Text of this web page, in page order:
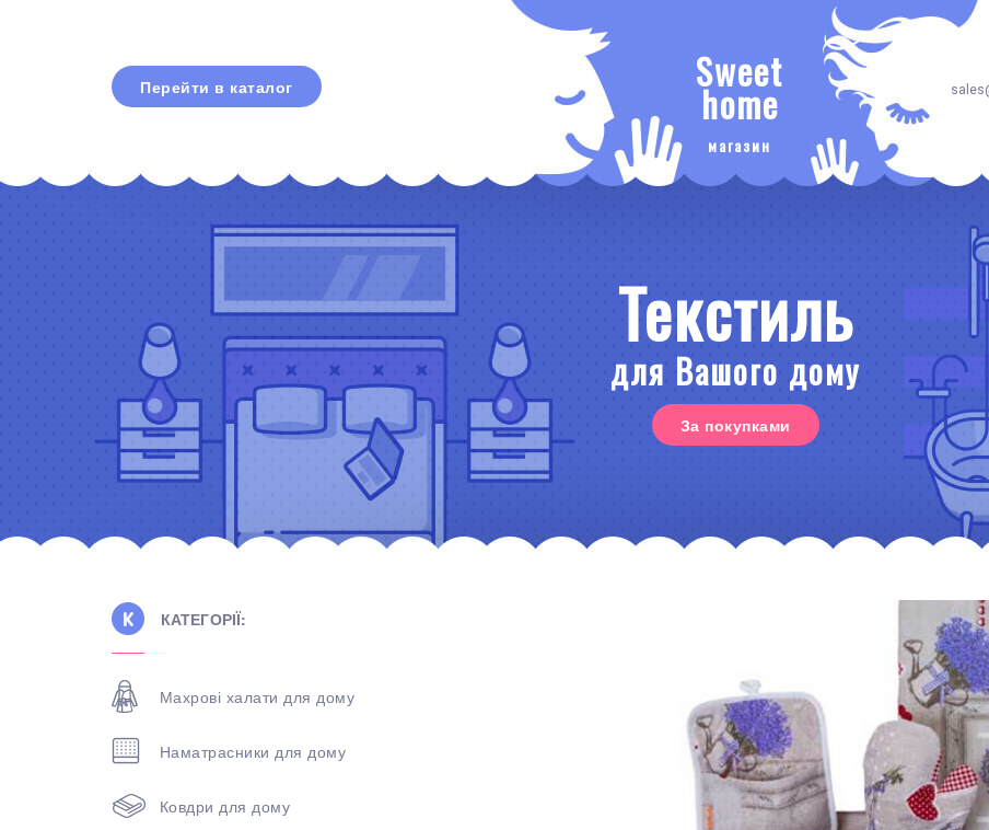
Перейти в каталог Sweet
home
магазин
Текстиль
для Вашого дому
За покупками
КАТЕГОРІЇ:
Махрові халати для дому
Наматрасники для дому
Ковдри для дому